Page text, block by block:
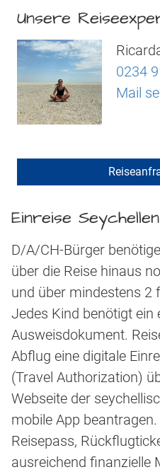
Unsere
0234
Mail
Einreise Seychellen
D/A/CH-Bürger
über die Reise hinaus
und über mindestens 2
Jedes Kind benötigt ein
Ausweisdokument.
Abflug eine digitale
(Travel Authorization)
Webseite der
mobile App
Reisepass,
ausreichend finanzielle